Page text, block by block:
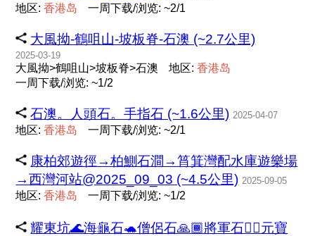
地区:香港岛 一周下载/浏览: ~2/1
大風拗-鶴咀山-坡板脊-石澳 (~2.7公里)
2025-03-19
大風拗>鶴咀山>坡板脊>石澳 地区:香港岛
一周下载/浏览: ~1/2
石澳。人頭石。手指石 (~1.6公里) 2025-04-07
地区:香港岛 一周下载/浏览: ~2/1
康柏郊遊徑→柏鰂石澗→筲箕灣配水庫遊樂場
→西灣河站@2025_09_03 (~4.5公里) 2025-09-05
地区:香港岛 一周下载/浏览: ~1/2
耀東坑🌊海龜石🐢僧侶石🙏🏾將軍石💂‍♂️元寶